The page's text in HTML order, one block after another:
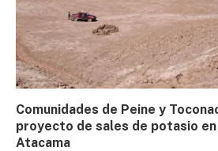
Comunidades de Peine y
proyecto de sales de potasio
Atacama